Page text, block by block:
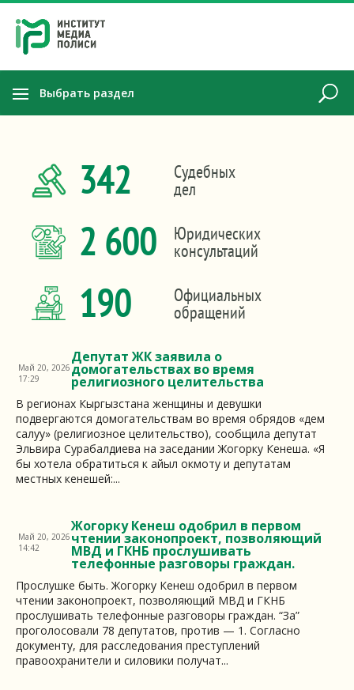
Выбрать раздел
342 Судебных
дел
2 600 Юридических
консультаций
190 Официальных
обращений
Депутат ЖК заявила о
домогательствах во время
религиозного целительства
Май 20, 2026
17:29
В регионах Кыргызстана женщины и девушки
подвергаются домогательствам во время обрядов «дем
салуу» (религиозное целительство), сообщила депутат
Эльвира Сурабалдиева на заседании Жогорку Кенеша. «Я
бы хотела обратиться к айыл окмоту и депутатам
местных кенешей:...
Жогорку Кенеш одобрил в первом
чтении законопроект, позволяющий
МВД и ГКНБ прослушивать
телефонные разговоры граждан.
Май 20, 2026
14:42
Прослушке быть. Жогорку Кенеш одобрил в первом
чтении законопроект, позволяющий МВД и ГКНБ
прослушивать телефонные разговоры граждан. “За”
проголосовали 78 депутатов, против — 1. Согласно
документу, для расследования преступлений
правоохранители и силовики получат...